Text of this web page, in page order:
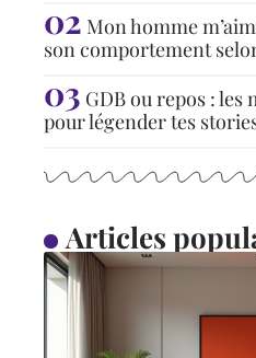
Mon homme
son comportement
GDB ou repos :
pour légender tes
Articles